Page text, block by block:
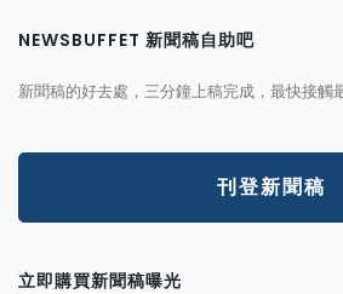
NEWSBUFFET 新聞稿自助吧
新聞稿的好去處，三分鐘上稿完成，最快接觸
刊登新聞稿
立即購買新聞稿曝光